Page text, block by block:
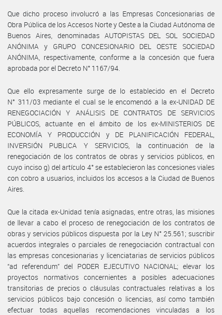
Que dicho proceso involucró a las Empresas Concesionarias de
Obra Pública de los Accesos Norte y Oeste a la Ciudad Autónoma de
Buenos Aires, denominadas AUTOPISTAS DEL SOL SOCIEDAD
ANÓNIMA y GRUPO CONCESIONARIO DEL OESTE SOCIEDAD
ANÓNIMA, respectivamente, conforme a la concesión que fuera
aprobada por el Decreto N° 1167/94.
Que ello expresamente surge de lo establecido en el Decreto
N° 311/03 mediante el cual se le encomendó a la ex-UNIDAD DE
RENEGOCIACIÓN Y ANÁLISIS DE CONTRATOS DE SERVICIOS
PÚBLICOS, actuante en el ámbito de los ex-MINISTERIOS DE
ECONOMÍA Y PRODUCCIÓN y DE PLANIFICACIÓN FEDERAL,
INVERSIÓN PUBLICA Y SERVICIOS, la continuación de la
renegociación de los contratos de obras y servicios públicos, en
cuyo inciso g) del artículo 4° se establecieron las concesiones viales
con cobro a usuarios, incluidos los accesos a la Ciudad de Buenos
Aires.
Que la citada ex-Unidad tenía asignadas, entre otras, las misiones
de llevar a cabo el proceso de renegociación de los contratos de
obras y servicios públicos dispuesta por la Ley N° 25.561; suscribir
acuerdos integrales o parciales de renegociación contractual con
las empresas concesionarias y licenciatarias de servicios públicos
“ad referendum” del PODER EJECUTIVO NACIONAL; elevar los
proyectos normativos concernientes a posibles adecuaciones
transitorias de precios o cláusulas contractuales relativas a los
servicios públicos bajo concesión o licencias, así como también
efectuar todas aquellas recomendaciones vinculadas a los